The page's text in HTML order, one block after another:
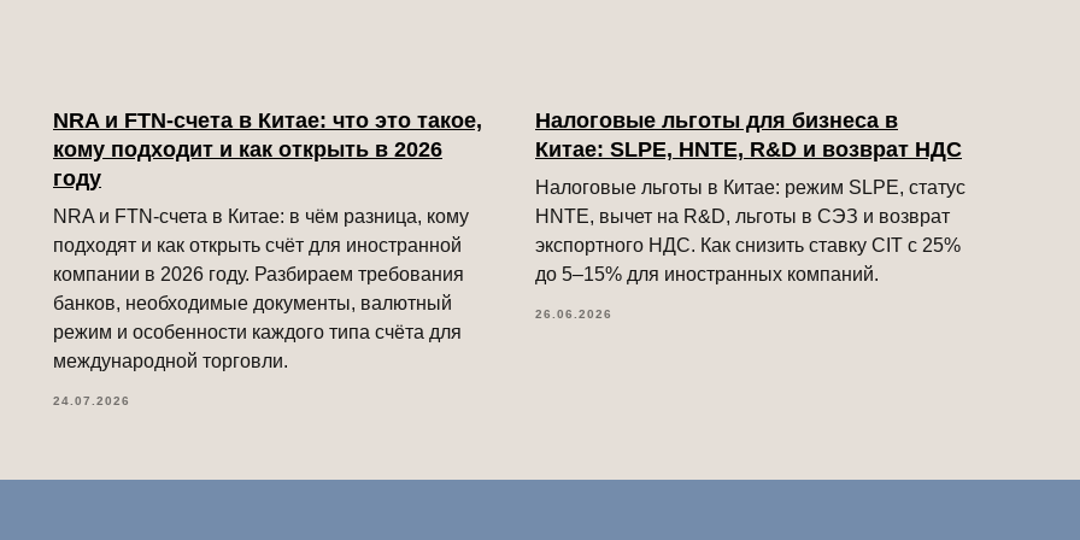
NRA и FTN-счета в Китае: что это такое,
кому подходит и как открыть в 2026
году
NRA и FTN-счета в Китае: в чём разница, кому
подходят и как открыть счёт для иностранной
компании в 2026 году. Разбираем требования
банков, необходимые документы, валютный
режим и особенности каждого типа счёта для
международной торговли.
24.07.2026
Налоговые льготы для бизнеса в
Китае: SLPE, HNTE, R&D и возврат НДС
Налоговые льготы в Китае: режим SLPE, статус
HNTE, вычет на R&D, льготы в СЭЗ и возврат
экспортного НДС. Как снизить ставку CIT с 25%
до 5–15% для иностранных компаний.
26.06.2026